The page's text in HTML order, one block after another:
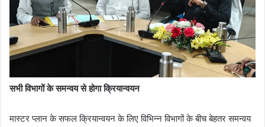
सभी विभागों के समन्वय से होगा क्रियान्वयन
मास्टर प्लान के सफल क्रियान्वयन के लिए विभिन्न विभागों के बीच बेहतर समन्वय